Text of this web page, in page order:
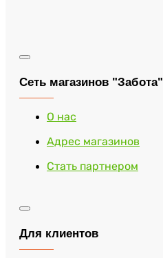
Сеть магазинов "Забота"
О нас
Адрес магазинов
Стать партнером
Для клиентов